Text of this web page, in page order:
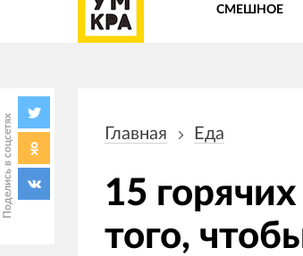
СМЕШНОЕ
Поделись в соцсетях навигации
Главная Еда
15
того,